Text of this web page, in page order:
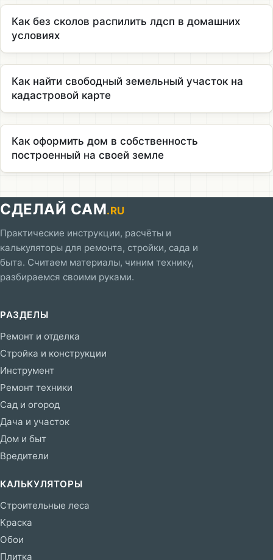
Как без сколов распилить лдсп в домашних
условиях
Как найти свободный земельный участок на
кадастровой карте
Как оформить дом в собственность
построенный на своей земле
СДЕЛАЙ САМ.RU
Практические инструкции, расчёты и
калькуляторы для ремонта, стройки, сада и
быта. Считаем материалы, чиним технику,
разбираемся своими руками.
РАЗДЕЛЫ
Ремонт и отделка
Стройка и конструкции
Инструмент
Ремонт техники
Сад и огород
Дача и участок
Дом и быт
Вредители
КАЛЬКУЛЯТОРЫ
Строительные леса
Краска
Обои
Плитка